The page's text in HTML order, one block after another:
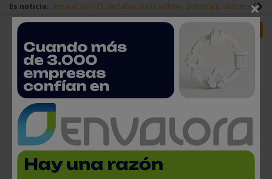
Es noticia: Feria ADDITED, de fabricación aditiva Sisteplant,
Redes Sociales Login empresas
Cerca de 500 firmas
expositoras confirmadas hasta
×